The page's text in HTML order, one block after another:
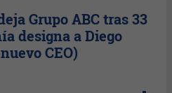
Grupo ABC tras 33
designa a Diego
CEO)